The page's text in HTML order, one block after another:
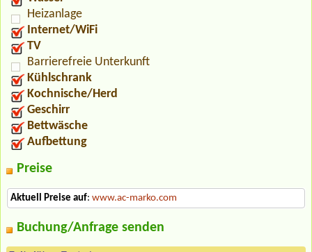
Heizanlage
Internet/WiFi
TV
Barrierefreie Unterkunft
Kühlschrank
Kochnische/Herd
Geschirr
Bettwäsche
Aufbettung
Preise
Aktuell Preise auf: www.ac-marko.com
Buchung/Anfrage senden